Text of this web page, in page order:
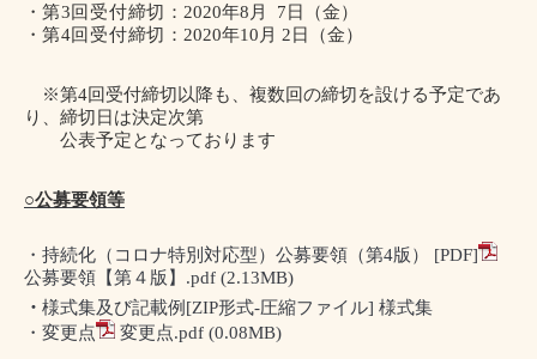
・ 第3回受付締切 ： 2020年8 月 7日（金）
・ 第4回受付締切 ： 2020年10 月 2日（金）
※第4回受付締切以降も、複数回の締切を設ける予定であ
り、締切日は決定次第
公表予定となっております
○公募要領等
・持続化（コロナ特別対応型）公募要領（第4版） [PDF]
公募要領【第４版】.pdf (2.13MB)
・ 様式集及び記載例[ZIP形式-圧縮ファイル] 様式集
・変更点
変更点.pdf (0.08MB)